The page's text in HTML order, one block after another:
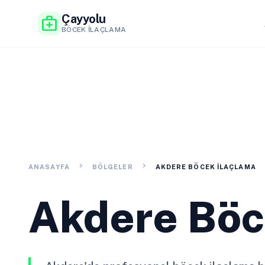
medical_services Çayyolu
BÖCEK İLAÇLAMA
ANASAYFA chevron_right BÖLGELER chevron_right AKDERE BÖCEK İLAÇLAMA
Akdere